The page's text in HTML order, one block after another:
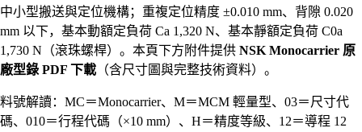
中小型搬送與定位機構；重複定位精度 ±0.010 mm、背隙 0.020
mm 以下，基本動額定負荷 Ca 1,320 N、基本靜額定負荷 C0a
1,730 N（滾珠螺桿）。本頁下方附件提供 NSK Monocarrier 原
廠型錄 PDF 下載 （含尺寸圖與完整技術資料）。
料號解讀：MC＝Monocarrier、M＝MCM 輕量型、03＝尺寸代
碼、010＝行程代碼（×10 mm）、H＝精度等級、12＝導程 12